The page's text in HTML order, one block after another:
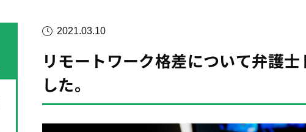
2021.03.10
リモートワーク格差について弁護
した。